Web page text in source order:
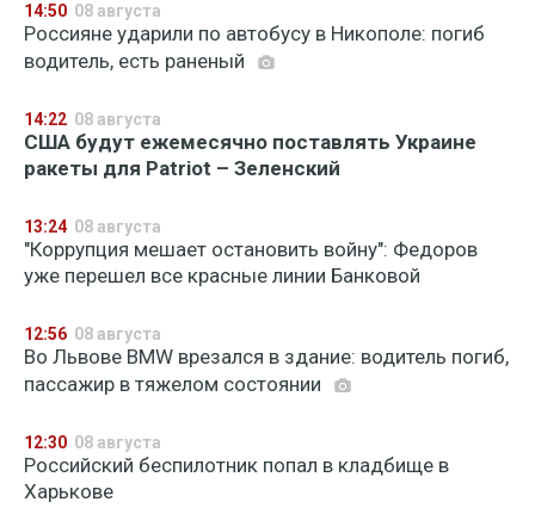
14:50 08 августа
Россияне ударили по автобусу в Никополе: погиб
водитель, есть раненый
14:22 08 августа
США будут ежемесячно поставлять Украине
ракеты для Patriot – Зеленский
13:24 08 августа
"Коррупция мешает остановить войну": Федоров
уже перешел все красные линии Банковой
12:56 08 августа
Во Львове BMW врезался в здание: водитель погиб,
пассажир в тяжелом состоянии
12:30 08 августа
Российский беспилотник попал в кладбище в
Харькове